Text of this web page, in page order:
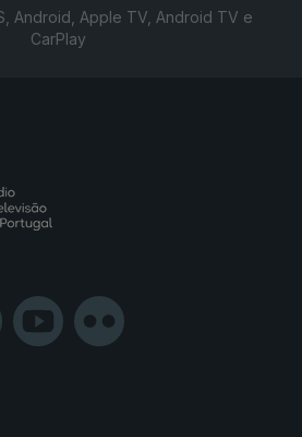
Android, Apple TV, Android TV e
CarPlay